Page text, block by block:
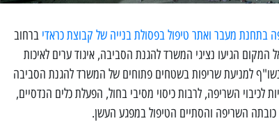
בתחנת מעבר ואתר טיפול בפסולת בנייה של קבוצת כראדי ברחוב
המקום הגיעו נציגי המשרד להגנת הסביבה, איגוד ערים לאיכות
למניעת שריפות בשטחים פתוחים של המשרד להגנת הסביבה
לכיבוי השריפה, לרבות כיסוי מסיבי בחול, הפעלת כלים הנדסיים,
השריפה והסתיים הטיפול במפגע העשן.